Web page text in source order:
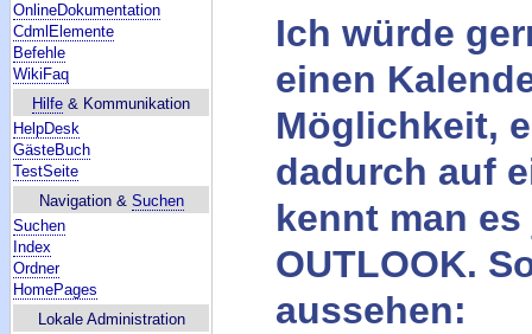
OnlineDokumentation
CdmlElemente
Befehle
WikiFaq
Hilfe & Kommunikation
HelpDesk
GästeBuch
TestSeite
Navigation & Suchen
Suchen
Index
Ordner
HomePages
Lokale Administration
Ich würde
einen
Möglichkeit,
dadurch auf
kennt man
OUTLOOK.
aussehen: